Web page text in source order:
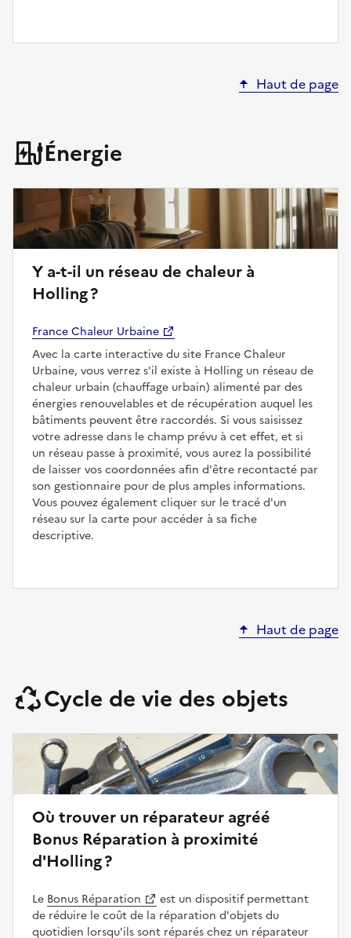
Haut de page
Énergie
Y a-t-il un réseau de chaleur à
Holling ?
France Chaleur Urbaine
Avec la carte interactive du site France Chaleur
Urbaine, vous verrez s'il existe à Holling un réseau de
chaleur urbain (chauffage urbain) alimenté par des
énergies renouvelables et de récupération auquel les
bâtiments peuvent être raccordés. Si vous saisissez
votre adresse dans le champ prévu à cet effet, et si
un réseau passe à proximité, vous aurez la possibilité
de laisser vos coordonnées afin d'être recontacté par
son gestionnaire pour de plus amples informations.
Vous pouvez également cliquer sur le tracé d'un
réseau sur la carte pour accéder à sa fiche
descriptive.
Haut de page
Cycle de vie des objets
Où trouver un réparateur agréé
Bonus Réparation à proximité
d'Holling ?
Le Bonus Réparation
est un dispositif permettant
de réduire le coût de la réparation d'objets du
quotidien lorsqu'ils sont réparés chez un réparateur